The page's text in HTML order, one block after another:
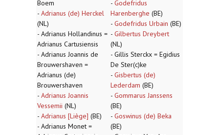
Boem
- Adrianus (de) Herckel
(NL)
- Adrianus Hollandinus =
Adrianus Cartusiensis
- Adrianus Joannis de
Brouwershaven =
Adrianus (de)
Brouwershaven
- Adrianus Joannis
Vessemii (NL)
- Adrianus [Liège] (BE)
- Adrianus Monet =
- Godefridus
Harenberghe (BE)
- Godefridus Urbain (BE)
- Gilbertus Dreybert
(NL)
- Gillis Sterckx = Egidius
De Ster(c)ke
- Gisbertus (de)
Lederdam (BE)
- Gommarus Janssens
(BE)
- Goswinus (de) Beka
(BE)